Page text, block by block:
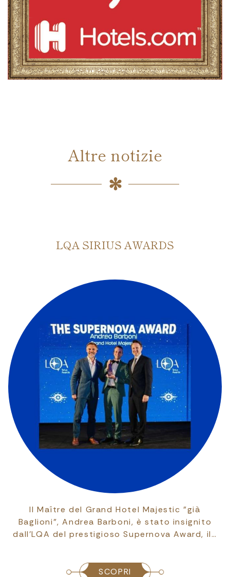
Altre notizie
LQA SIRIUS AWARDS
Il Maître del Grand Hotel Majestic "già
Baglioni", Andrea Barboni, è stato insignito
dall’LQA del prestigioso Supernova Award, il…
SCOPRI